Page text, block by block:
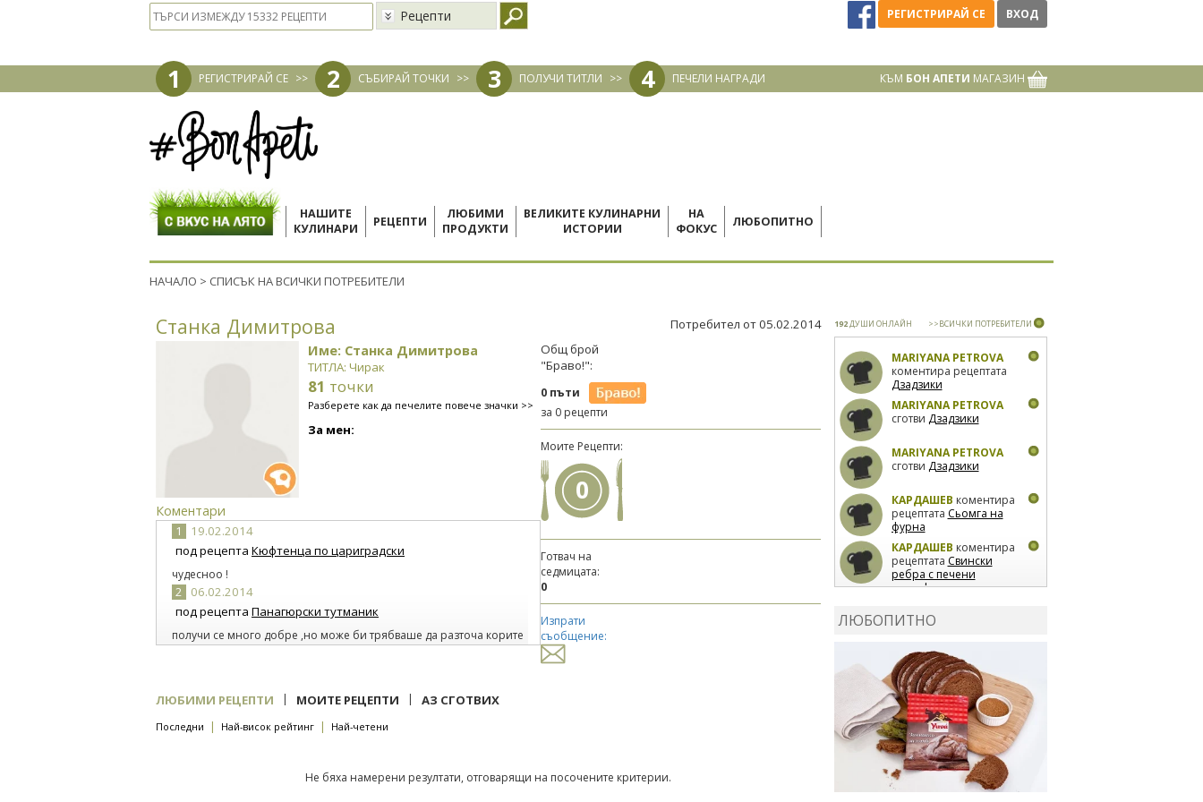
Рецепти РЕГИСТРИРАЙ СЕ ВХОД
1 РЕГИСТРИРАЙ СЕ >> 2 СЪБИРАЙ ТОЧКИ >> 3 ПОЛУЧИ ТИТЛИ >> 4 ПЕЧЕЛИ НАГРАДИ КЪМ БОН АПЕТИ МАГАЗИН
НАШИТЕ
КУЛИНАРИ
РЕЦЕПТИ
ЛЮБИМИ
ПРОДУКТИ
ВЕЛИКИТЕ КУЛИНАРНИ
ИСТОРИИ
НА
ФОКУС
ЛЮБОПИТНО
НАЧАЛО > СПИСЪК НА ВСИЧКИ ПОТРЕБИТЕЛИ
Станка Димитрова Потребител от 05.02.2014
Име: Станка Димитрова
ТИТЛА: Чирак
81 точки
Разберете как да печелите повече значки >>
За мен:
Коментари
1
19.02.2014
под рецепта Кюфтенца по цариградски
чудесноо !
2
06.02.2014
под рецепта Панагюрски тутманик
получи се много добре ,но може би трябваше да разточа корите
малко по тънко . и въпреки това вкуса беше невероятен :)
Общ брой
"Браво!":
0 пъти
за 0 рецепти
Моите Рецепти:
0
Готвач на
седмицата:
0
Изпрати
съобщение:
ЛЮБИМИ РЕЦЕПТИ | МОИТЕ РЕЦЕПТИ | АЗ СГОТВИХ
Последни | Най-висок рейтинг | Най-четени
Не бяха намерени резултати, отговарящи на посочените критерии.
192ДУШИ ОНЛАЙН >>ВСИЧКИ ПОТРЕБИТЕЛИ
MARIYANA PETROVA
коментира рецептата
Дзадзики
MARIYANA PETROVA
сготви Дзадзики
MARIYANA PETROVA
сготви Дзадзики
КАРДАШЕВ коментира
рецептата Сьомга на
фурна
КАРДАШЕВ коментира
рецептата Свински
ребра с печени
картофи
лимон
коментира рецептата
Киноа със зеленчуци
ЛЮБОПИТНО